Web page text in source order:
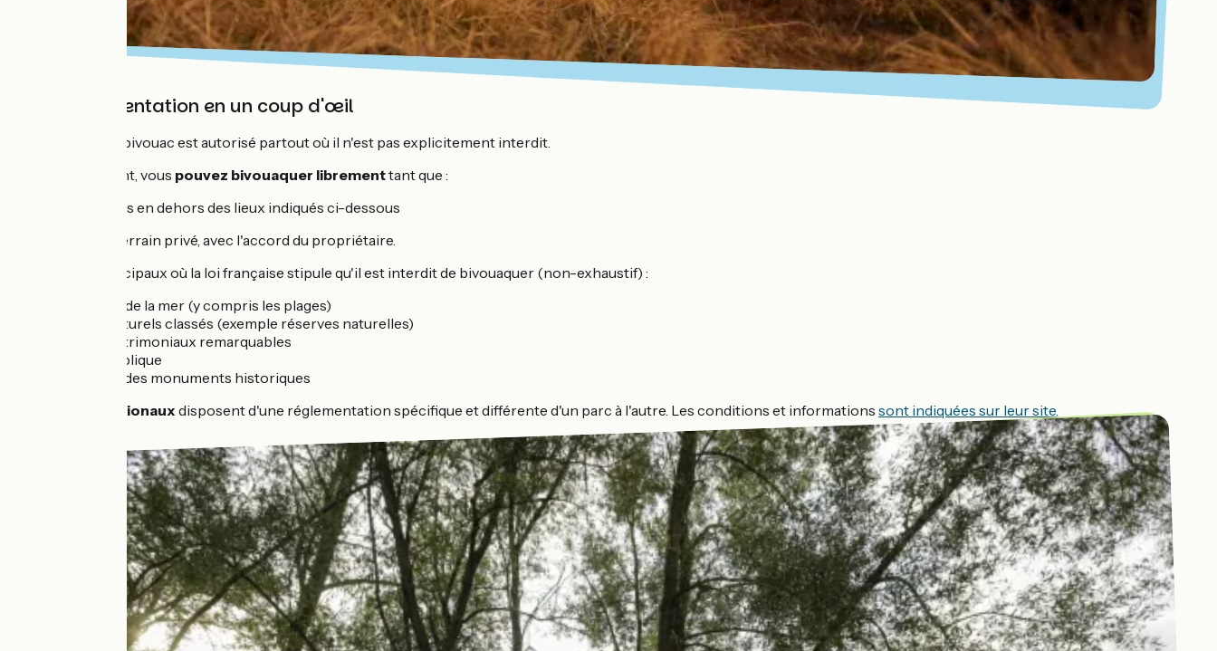
La réglementation en un coup d'œil
En France, le bivouac est autorisé partout où il n'est pas explicitement interdit.
Concrètement, vous pouvez bivouaquer librementtant que :
vous êtes en dehors des lieux indiqués ci-dessous
sur un terrain privé, avec l'accord du propriétaire.
Les lieux principaux où la loi française stipule qu'il est interdit de bivouaquer (non-exhaustif) :
Rivages de la mer (y compris les plages)
Sites naturels classés (exemple réserves naturelles)
Sites patrimoniaux remarquables
Voie publique
Abords des monuments historiques
parcs nationaux disposent d'une réglementation spécifique et différente d'un parc à l'autre. Les conditions et informations sont indiquées sur leur site.